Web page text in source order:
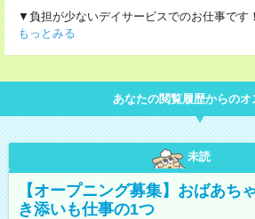
▼負担が少ないデイサービスでのお仕事で
もっとみる
あなたの閲覧履歴からのオ
未読
【オープニング募集】おばあち
き添いも仕事の1つ